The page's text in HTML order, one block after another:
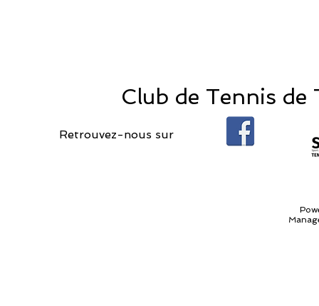
Retrouvez-nous sur
Club de Tennis de